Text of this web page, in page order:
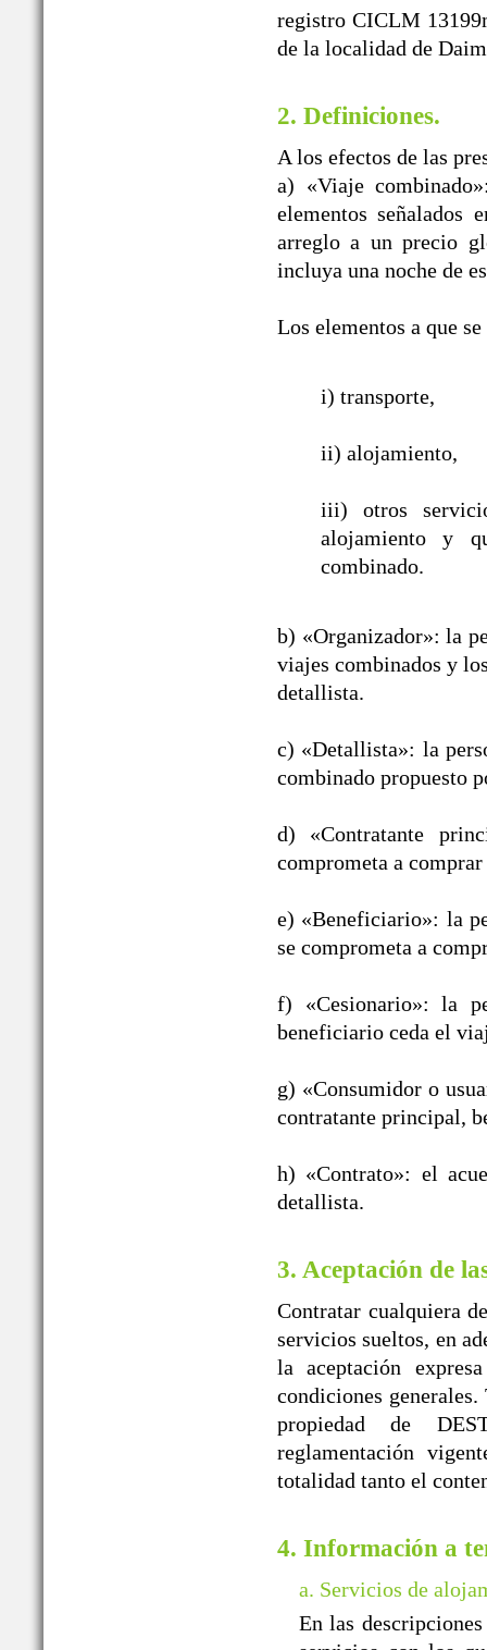
registro CICLM
de la localidad de
2. Definiciones.
A los efectos de las
a) «Viaje
elementos señalados
arreglo a un precio
incluya una noche de
Los elementos a que
i) transporte,
ii) alojamiento,
iii) otros
alojamiento y
combinado.
b) «Organizador»: la
viajes combinados y
detallista.
c) «Detallista»: la
combinado propuesto
d) «Contratante
comprometa a
e) «Beneficiario»: la
se comprometa a
f) «Cesionario»: la
beneficiario ceda el
g) «Consumidor o
contratante principal,
h) «Contrato»: el
detallista.
3. Aceptación de
Contratar cualquiera
servicios sueltos, en
la aceptación
condiciones
propiedad de
reglamentación
totalidad tanto el
4. Información a
a. Servicios de
En las